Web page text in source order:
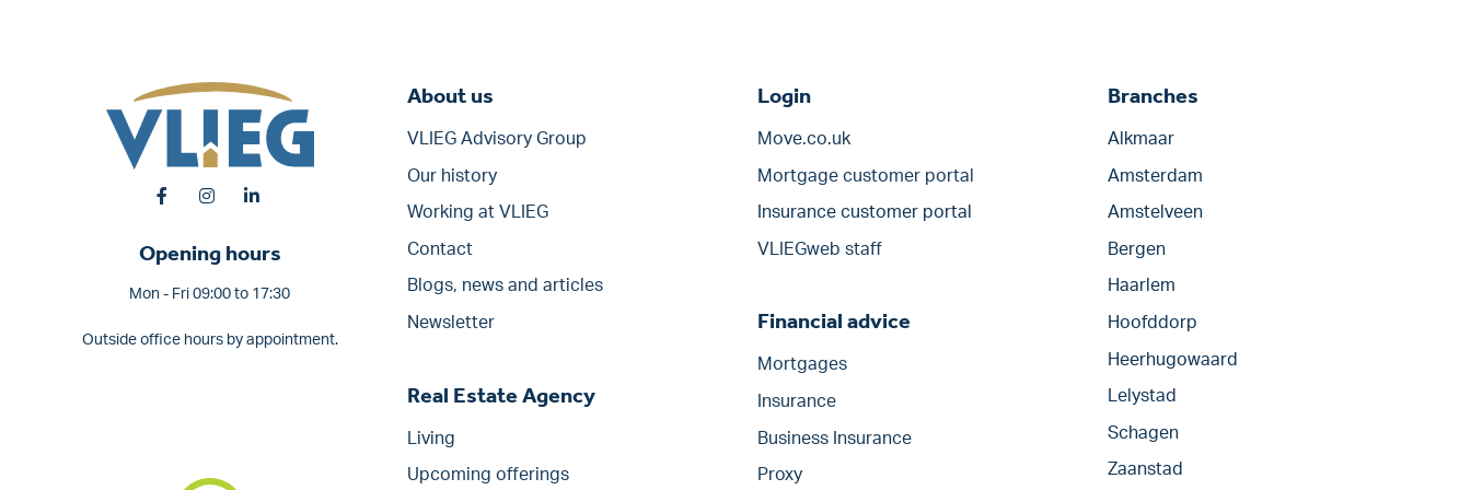
Opening hours
Mon - Fri 09:00 to 17:30
Outside office hours by appointment.
About us
VLIEG Advisory Group
Our history
Working at VLIEG
Contact
Blogs, news and articles
Newsletter
Real Estate Agency
Living
Upcoming offerings
Login
Move.co.uk
Mortgage customer portal
Insurance customer portal
VLIEGweb staff
Financial advice
Mortgages
Insurance
Business Insurance
Proxy
Branches
Alkmaar
Amsterdam
Amstelveen
Bergen
Haarlem
Hoofddorp
Heerhugowaard
Lelystad
Schagen
Zaanstad